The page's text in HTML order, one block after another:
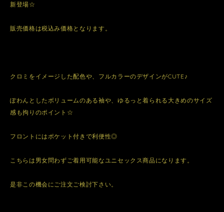
新登場☆
販売価格は税込み価格となります。
クロミをイメージした配色や、フルカラーのデザインがCUTE♪
ぽわんとしたボリュームのある袖や、ゆるっと着られる大きめのサイズ
感も拘りのポイント☆
フロントにはポケット付きで利便性◎
こちらは男女問わずご着用可能なユニセックス商品になります。
是非この機会にご注文ご検討下さい。